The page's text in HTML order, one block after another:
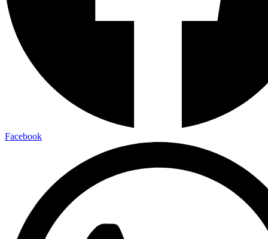
Facebook